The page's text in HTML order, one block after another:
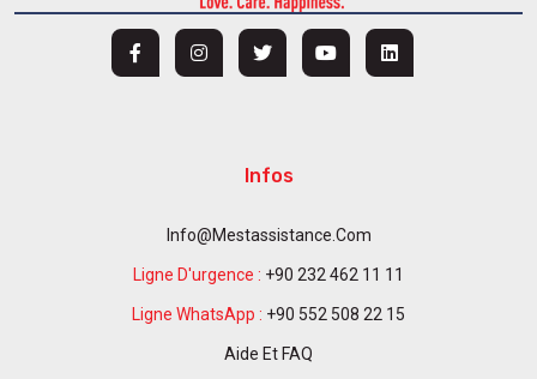
Infos
Info@mestassistance.com
Ligne D'urgence : +90 232 462 11 11
Ligne WhatsApp : +90 552 508 22 15
Aide Et FAQ